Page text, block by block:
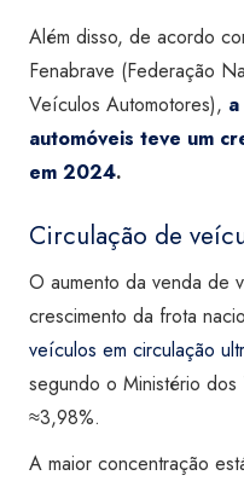
Além disso, de acordo
Fenabrave (Federação
Veículos Automotores),
automóveis teve um
em 2024.
Circulação de
O aumento da venda de
crescimento da frota
veículos em circulação
segundo o Ministério dos
≈3,98%.
A maior concentração